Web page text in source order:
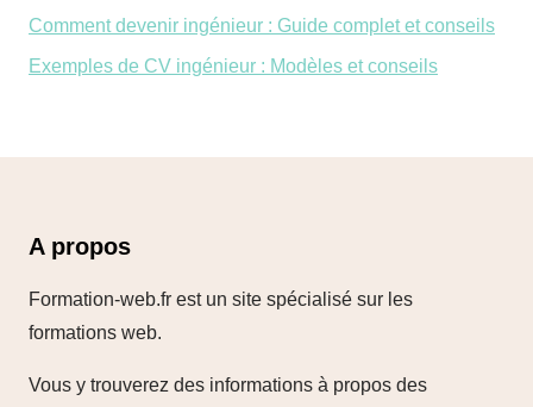
Comment devenir ingénieur : Guide complet et conseils
Exemples de CV ingénieur : Modèles et conseils
A propos
Formation-web.fr est un site spécialisé sur les
formations web.
Vous y trouverez des informations à propos des